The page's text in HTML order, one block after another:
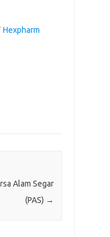
Hexpharm
Alam Segar
(PAS) →